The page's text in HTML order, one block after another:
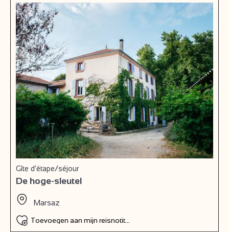
Gîte d’étape/séjour
De hoge-sleutel
Marsaz
Toevoegen aan mijn reisnotitieboek